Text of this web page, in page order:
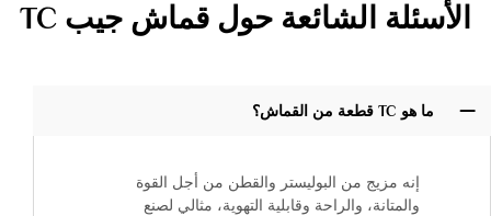
الأسئلة الشائعة حول قماش جيب TC
ما هو TC قطعة من القماش؟
إنه مزيج من البوليستر والقطن من أجل القوة
والمتانة، والراحة وقابلية التهوية، مثالي لصنع